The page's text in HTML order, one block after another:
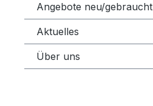
Angebote neu/gebraucht
Aktuelles
Über uns